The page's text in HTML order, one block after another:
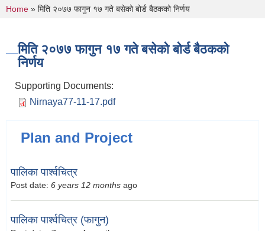
You are here
Home » मिति २०७७ फागुन ‍‍‍‍१७ गते बसेको बोर्ड बैठकको निर्णय
मिति २०७७ फागुन ‍‍‍‍१७ गते बसेको बोर्ड बैठकको
निर्णय
Supporting Documents:
Nirnaya77-11-17.pdf
Plan and Project
पालिका पार्श्वचित्र
Post date: 6 years 12 months ago
पालिका पार्श्वचित्र (फागुन)